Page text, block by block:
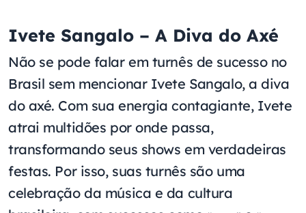
Ivete Sangalo – A Diva do Axé
Não se pode falar em turnês de sucesso no
Brasil sem mencionar Ivete Sangalo, a diva
do axé. Com sua energia contagiante, Ivete
atrai multidões por onde passa,
transformando seus shows em verdadeiras
festas. Por isso, suas turnês são uma
celebração da música e da cultura